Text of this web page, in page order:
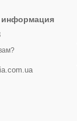
информация